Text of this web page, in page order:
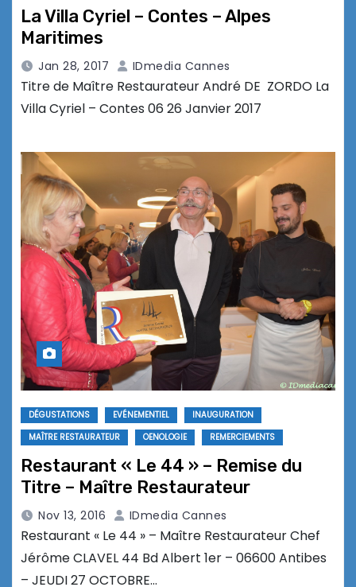
La Villa Cyriel – Contes – Alpes
Maritimes
Jan 28, 2017 IDmedia Cannes
Titre de Maître Restaurateur André DE ZORDO La
Villa Cyriel – Contes 06 26 Janvier 2017
DÉGUSTATIONS EVÉNEMENTIEL
INAUGURATION
MAÎTRE RESTAURATEUR
OENOLOGIE REMERCIEMENTS
Restaurant « Le 44 » – Remise du
Titre – Maître Restaurateur
Nov 13, 2016 IDmedia Cannes
Restaurant « Le 44 » – Maître Restaurateur Chef
Jérôme CLAVEL 44 Bd Albert 1er – 06600 Antibes
– JEUDI 27 OCTOBRE…